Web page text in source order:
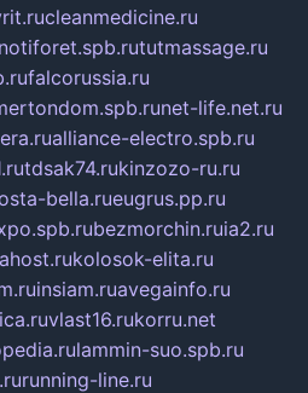
cleanmedicine.ru
tutmassage.ru
falcorussia.ru
net-life.net.ru
alliance-electro.spb.ru
tdsak74.rukinzozo-ru.ru
bella.rueugrus.pp.ru
bezmorchin.ruia2.ru
kolosok-elita.ru
insiam.ruavegainfo.ru
vlast16.rukorru.net
lammin-suo.spb.ru
running-line.ru